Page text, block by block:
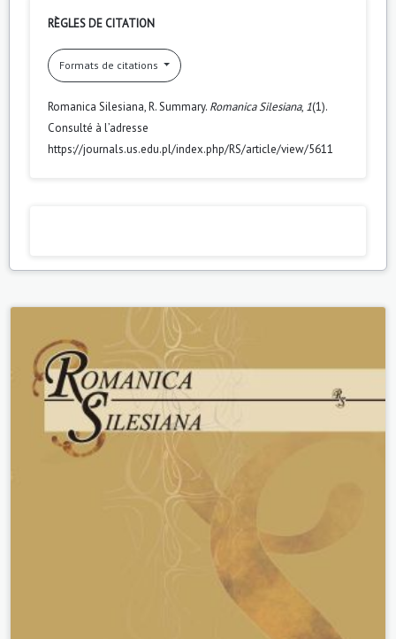
RÈGLES DE CITATION
Formats de citations
Romanica Silesiana, R. Summary. Romanica Silesiana, 1(1).
Consulté à l’adresse
https://journals.us.edu.pl/index.php/RS/article/view/5611